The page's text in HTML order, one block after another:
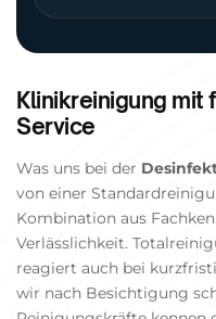
Klinikreinigung mit
Service
Was uns bei der
von einer
Kombination aus
Verlässlichkeit.
reagiert auch bei
wir nach Besichtigung